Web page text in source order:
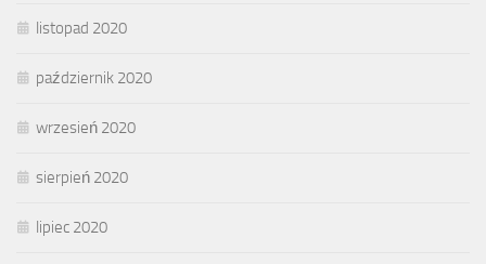
listopad 2020
październik 2020
wrzesień 2020
sierpień 2020
lipiec 2020